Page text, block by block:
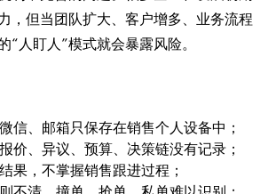
，但当团队扩大、客户增多、业务流程
“人盯人”模式就会暴露风险。
信、邮箱只保存在销售个人设备中；
价、异议、预算、决策链没有记录；
果，不掌握销售跟进过程；